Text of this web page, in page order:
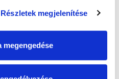
Részletek megjelenítése
megengedése
(4)